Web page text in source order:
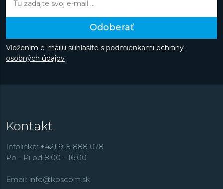
Odoberať
Vložením e-mailu súhlasíte s podmienkami ochrany
osobných údajov
Kontakt
Infolinka: +421 915 888 078
Po - Pi od 8:00 - 16:00
Email: info@koscom.sk